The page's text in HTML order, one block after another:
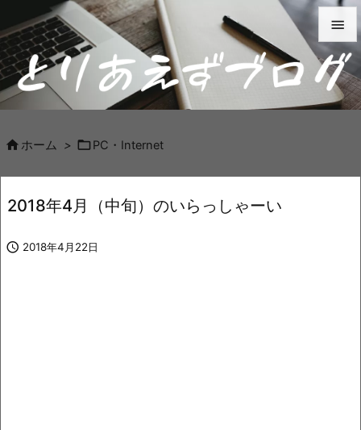


メニュ

 ホーム > PC・Internet
2018年4月（中旬）のいらっしゃーい
 2018年4月22日